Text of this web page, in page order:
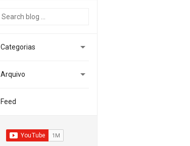
Categorias 
Arquivo 
Feed